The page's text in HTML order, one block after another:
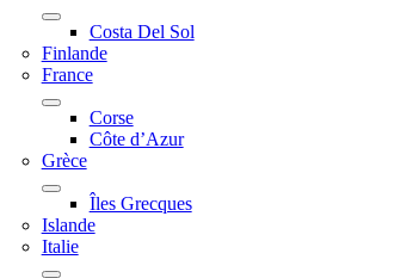
Costa Del Sol
Finlande
France
Corse
Côte d’Azur
Grèce
Îles Grecques
Islande
Italie